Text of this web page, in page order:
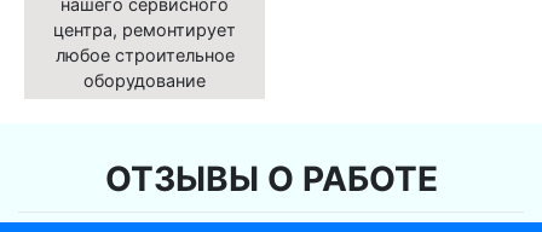
нашего сервисного
центра, ремонтирует
любое строительное
оборудование
ОТЗЫВЫ О РАБОТЕ